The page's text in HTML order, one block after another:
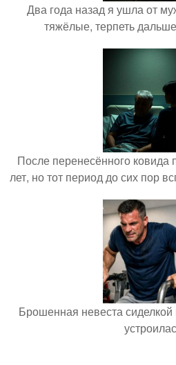
Два года назад я ушла от
тяжёлые, терпеть
После перенесённого ковида
лет, но тот период до сих пор
Брошенная невеста